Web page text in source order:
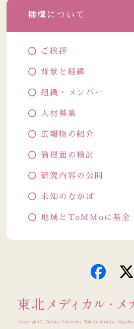
機構について
ご挨拶
背景と経緯
組織・メンバー
人材募集
広報物の紹介
倫理面の検討
研究内容の公開
未知のなかば
地域とToMMoに基金